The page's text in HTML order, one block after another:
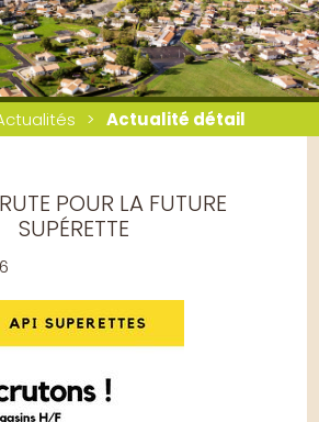
Actualité détail
POUR LA FUTURE
SUPÉRETTE